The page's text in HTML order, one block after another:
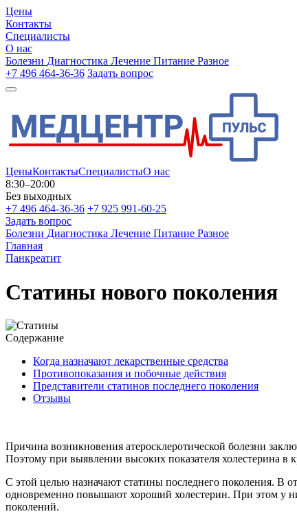
Цены
Контакты
Специалисты
О нас
Болезни Диагностика Лечение Питание Разное
+7 496 464-36-36 Задать вопрос
ЦеныКонтактыСпециалистыО нас
8:30–20:00
Без выходных
+7 496 464-36-36 +7 925 991-60-25
Задать вопрос
Болезни Диагностика Лечение Питание Разное
Главная
Панкреатит
Статины нового поколения
Содержание
Когда назначают лекарственные средства
Противопоказания и побочные действия
Представители статинов последнего поколения
Отзывы
Причина возникновения атеросклеротической болезни
Поэтому при выявлении высоких показателя холестерина в
С этой целью назначают статины последнего поколения. В
одновременно повышают хороший холестерин. При этом у
поколений.